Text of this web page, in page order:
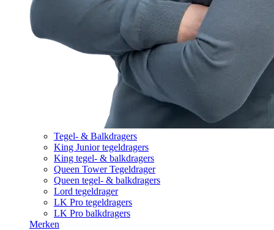
Tegel- & Balkdragers
King Junior tegeldragers
King tegel- & balkdragers
Queen Tower Tegeldrager
Queen tegel- & balkdragers
Lord tegeldrager
LK Pro tegeldragers
LK Pro balkdragers
Merken